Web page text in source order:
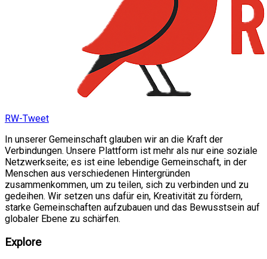
RW-Tweet
In unserer Gemeinschaft glauben wir an die Kraft der
Verbindungen. Unsere Plattform ist mehr als nur eine soziale
Netzwerkseite; es ist eine lebendige Gemeinschaft, in der
Menschen aus verschiedenen Hintergründen
zusammenkommen, um zu teilen, sich zu verbinden und zu
gedeihen. Wir setzen uns dafür ein, Kreativität zu fördern,
starke Gemeinschaften aufzubauen und das Bewusstsein auf
globaler Ebene zu schärfen.
Explore